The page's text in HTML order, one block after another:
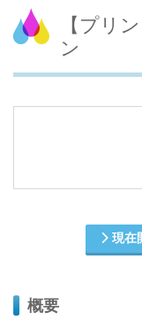
【プリ
ン
現在
概要